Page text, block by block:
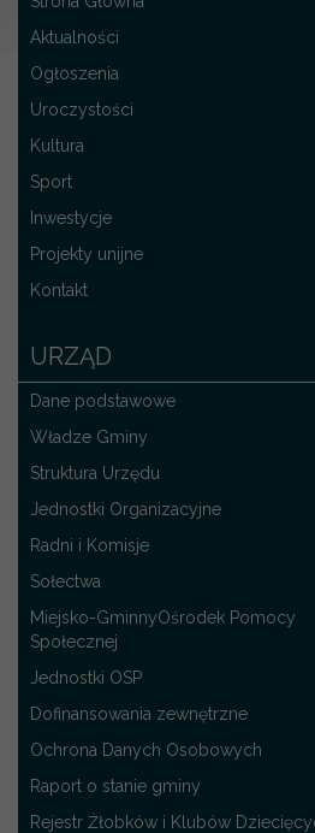
Aktualności
Ogłoszenia
Uroczystości
Kultura
Sport
Inwestycje
Projekty unijne
Kontakt
URZĄD
Dane podstawowe
Władze Gminy
Struktura Urzędu
Jednostki Organizacyjne
Radni i Komisje
Sołectwa
Miejsko-GminnyOśrodek Pomocy
Społecznej
Jednostki OSP
Dofinansowania zewnętrzne
Ochrona Danych Osobowych
Raport o stanie gminy
Rejestr Żłobków i Klubów